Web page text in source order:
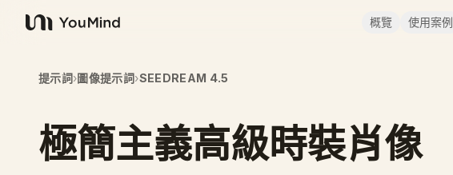
YouMind
概覽 使用案例
提示詞›圖像提示詞›SEEDREAM 4.5
極簡主義高級時裝肖像